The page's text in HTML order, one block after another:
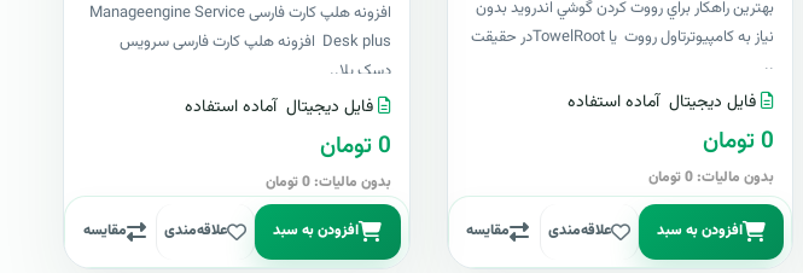
بهترين راهکار براي رووت کردن گوشي اندرويد بدون
نياز به کامپيوترتاول رووت يا TowelRootدر حقيقت
..
فایل دیجیتال آماده استفاده
0 تومان
بدون مالیات: 0 تومان
افزودن به سبد علاقه‌مندی مقایسه
افزونه هلپ کارت فارسی Manageengine Service
Desk plus افزونه هلپ کارت فارسی سرویس
دسک پلا..
فایل دیجیتال آماده استفاده
0 تومان
بدون مالیات: 0 تومان
افزودن به سبد علاقه‌مندی مقایسه